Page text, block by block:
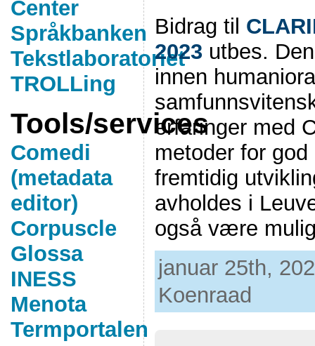
Center
Språkbanken
Tekstlaboratoriet
TROLLing
Tools/services
Comedi
(metadata
editor)
Corpuscle
Glossa
INESS
Menota
Termportalen
Bidrag til
2023utbes.
innen
erfaringer med
metoder for
fremtidig
avholdes i
også være
januar 25th,
Koenraad